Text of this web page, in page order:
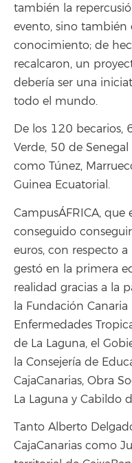
también la
evento, sino también
conocimiento; de
recalcaron, un
debería ser una
todo el mundo.
De los 120 becarios,
Verde, 50 de
como Túnez,
Guinea Ecuatorial.
CampusÁFRICA,
conseguido
euros, con respecto
gestó en la primera
realidad gracias a la
la Fundación
Enfermedades
de La Laguna, el
la Consejería de
CajaCanarias, Obra
La Laguna y Cabildo
Tanto Alberto
CajaCanarias como